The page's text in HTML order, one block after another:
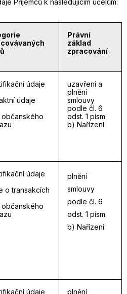
Příjemců k následujícím účelům:
Právní
základ
zpracování
údaje
údaje
občanského
uzavření a
plnění
smlouvy
podle čl. 6
odst. 1 písm.
b) Nařízení
údaje
o transakcích
občanského
plnění
smlouvy
podle čl. 6
odst. 1 písm.
b) Nařízení
údaje
plnění